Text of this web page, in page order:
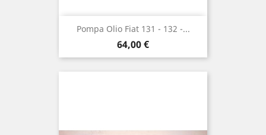
Pompa Olio Fiat 131 - 132 -...
Prezzo
64,00 €